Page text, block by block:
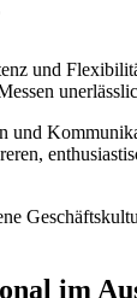
und
im